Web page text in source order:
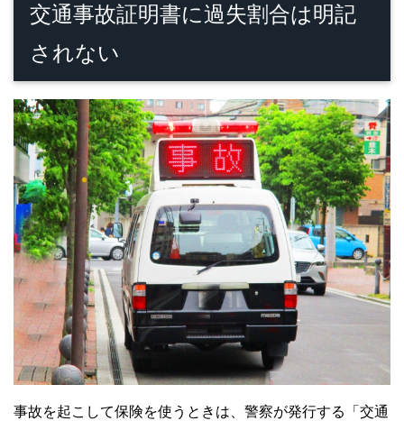
交通事故証明書に過失割合は明記
されない
事故を起こして保険を使うときは、警察が発行する「交通